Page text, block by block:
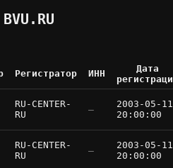
Регистратор ИНН
Дата
RU-CENTER-
RU
—
2003-05-11
20:00:00
RU-CENTER-
RU
—
2003-05-11
20:00:00